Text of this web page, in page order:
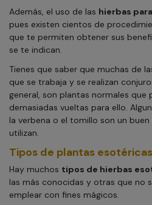
Además, el uso de las hierbas
pues existen cientos de
que te permiten obtener sus
se te indican.
Tienes que saber que muchas de
que se trabaja y se realizan
general, son plantas normales que
demasiadas vueltas para ello.
la verbena o el tomillo son un
utilizan.
Tipos de plantas
Hay muchos tipos de hierbas
las más conocidas y otras que no
emplear con fines mágicos.